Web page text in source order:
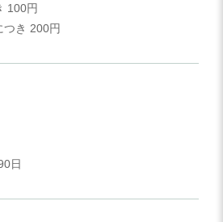
100円
つき 200円
日